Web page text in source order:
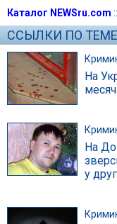
Каталог NEWSru.com ::
ССЫЛКИ ПО ТЕМЕ
На
На
у